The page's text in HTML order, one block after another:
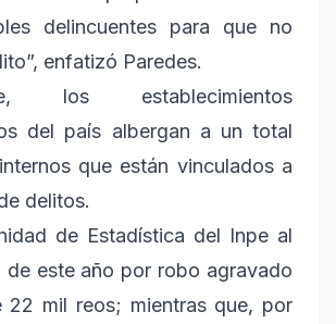
delincuentes para que no
enfatizó Paredes.
los establecimientos
del país albergan a un total
que están vinculados a
delitos.
de Estadística del Inpe al
de este año por robo agravado
22 mil reos; mientras que, por